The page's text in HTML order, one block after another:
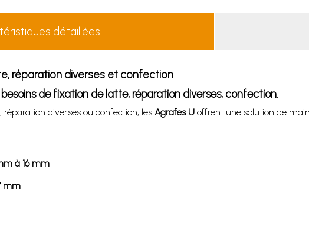
détaillées
réparation diverses et confection
de fixation de latte, réparation diverses, confection.
diverses ou confection, les Agrafes Uoffrent une solution de
à 16 mm
mm